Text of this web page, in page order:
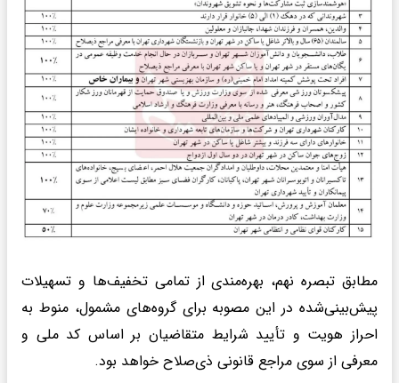
مطابق تبصره نهم، بهره‌مندی از تمامی تخفیف‌ها و تسهیلات
پیش‌بینی‌شده در این مصوبه برای گروه‌های مشمول، منوط به
احراز هویت و تأیید شرایط متقاضیان بر اساس کد ملی و
معرفی از سوی مراجع قانونی ذی‌صلاح خواهد بود.